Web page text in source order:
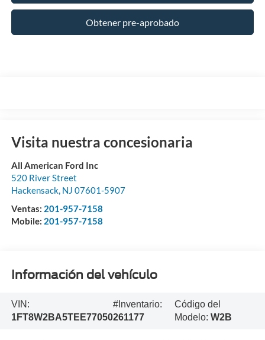
Obtener pre-aprobado
Visita nuestra concesionaria
All American Ford Inc
520 River Street
Hackensack, NJ 07601-5907
Ventas: 201-957-7158
Mobile: 201-957-7158
Información del vehículo
VIN:
1FT8W2BA5TEE77050
#Inventario:
261177
Código del
Modelo:W2B